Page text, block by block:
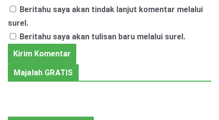
Beritahu saya akan tindak lanjut komentar melalui
surel.
Beritahu saya akan tulisan baru melalui surel.
Majalah GRATIS